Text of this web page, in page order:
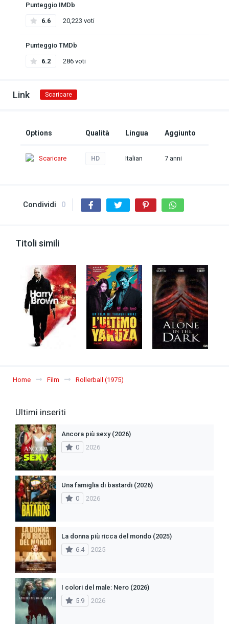
Punteggio IMDb
6.6 20,223 voti
Punteggio TMDb
6.2 286 voti
Link Scaricare
Options Qualità Lingua Aggiunto
Scaricare HD Italian 7 anni
Condividi 0
Titoli simili
Home Film Rollerball (1975)
Ultimi inseriti
Ancora più sexy (2026)
0
2026
Una famiglia di bastardi (2026)
0
2026
La donna più ricca del mondo (2025)
6.4
2025
I colori del male: Nero (2026)
5.9
2026